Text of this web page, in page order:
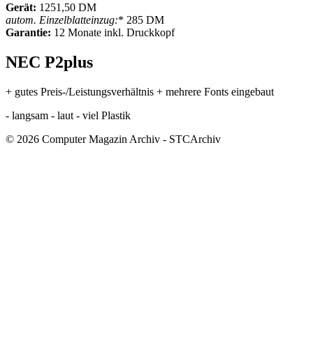
Gerät: 1251,50 DM
autom. Einzelblatteinzug:* 285 DM
Garantie: 12 Monate inkl. Druckkopf
NEC P2plus
+ gutes Preis-/Leistungsverhältnis + mehrere Fonts eingebaut
- langsam - laut - viel Plastik
© 2026 Computer Magazin Archiv - STCArchiv